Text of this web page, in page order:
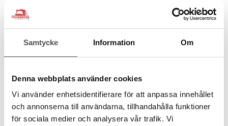
Samtycke Information Om
Denna webbplats använder cookies
Vi använder enhetsidentifierare för att anpassa innehållet
och annonserna till användarna, tillhandahålla funktioner
för sociala medier och analysera vår trafik. Vi
79 kr